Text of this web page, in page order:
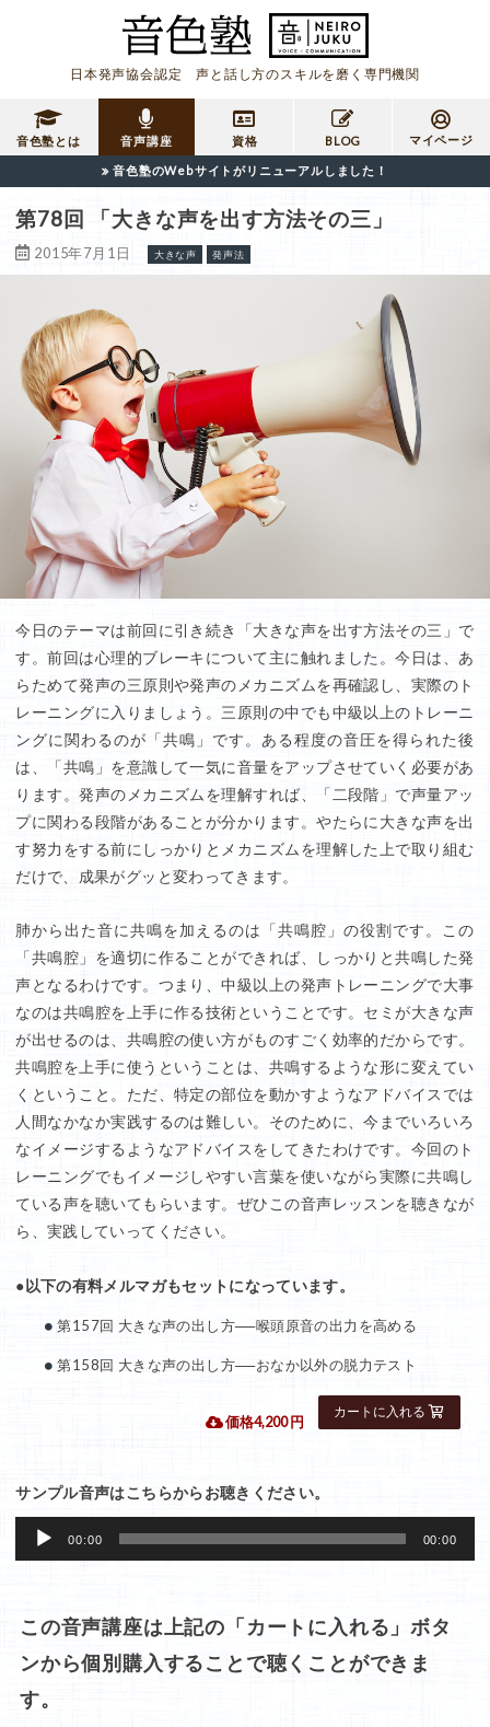
日本発声協会認定 声と話し方のスキルを磨く専門機関
音色塾とは 音声講座 資格 BLOG マイページ
音色塾のWebサイトがリニューアルしました！
第78回 「大きな声を出す方法その三」
2015年7月1日 大きな声 発声法
今日のテーマは前回に引き続き「大きな声を出す方法その三」で
す。前回は心理的ブレーキについて主に触れました。今日は、あ
らためて発声の三原則や発声のメカニズムを再確認し、実際のト
レーニングに入りましょう。三原則の中でも中級以上のトレーニ
ングに関わるのが「共鳴」です。ある程度の音圧を得られた後
は、「共鳴」を意識して一気に音量をアップさせていく必要があ
ります。発声のメカニズムを理解すれば、「二段階」で声量アッ
プに関わる段階があることが分かります。やたらに大きな声を出
す努力をする前にしっかりとメカニズムを理解した上で取り組む
だけで、成果がグッと変わってきます。
肺から出た音に共鳴を加えるのは「共鳴腔」の役割です。この
「共鳴腔」を適切に作ることができれば、しっかりと共鳴した発
声となるわけです。つまり、中級以上の発声トレーニングで大事
なのは共鳴腔を上手に作る技術ということです。セミが大きな声
が出せるのは、共鳴腔の使い方がものすごく効率的だからです。
共鳴腔を上手に使うということは、共鳴するような形に変えてい
くということ。ただ、特定の部位を動かすようなアドバイスでは
人間なかなか実践するのは難しい。そのために、今までいろいろ
なイメージするようなアドバイスをしてきたわけです。今回のト
レーニングでもイメージしやすい言葉を使いながら実際に共鳴し
ている声を聴いてもらいます。ぜひこの音声レッスンを聴きなが
ら、実践していってください。
●以下の有料メルマガもセットになっています。
第157回 大きな声の出し方──喉頭原音の出力を高める
第158回 大きな声の出し方──おなか以外の脱力テスト
 価格4,200 円
サンプル音声はこちらからお聴きください。
声
レ
ー
ー
00:00 00:00
この音声講座は上記の「カートに入れる」ボタ
ンから個別購入することで聴くことができま
す。